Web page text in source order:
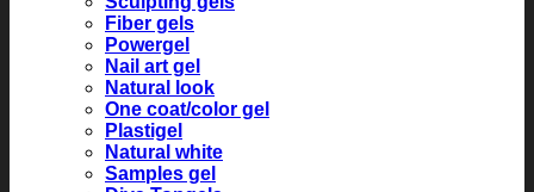
Fiber gels
Powergel
Nail art gel
Natural look
One coat/color gel
Plastigel
Natural white
Samples gel